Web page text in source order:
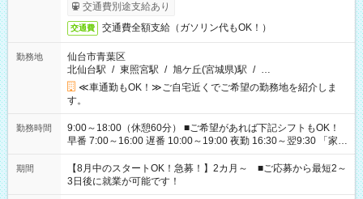
交通費別途支給あり
交通費 交通費全額支給（ガソリン代もOK！）
勤務地
仙台市青葉区
北仙台駅 / 東照宮駅 / 旭ケ丘(宮城県)駅 / …
≪車通勤もOK！≫ご自宅近くでご希望の勤務地を紹介しま
す。
勤務時間
9:00～18:00（休憩60分） ■ご希望があれば下記シフトもOK！
早番 7:00～16:00 遅番 10:00～19:00 夜勤 16:30～翌9:30 「家族
と休みを合わせたい」 「余裕を持って夕飯の準備がしたい」
「できれば残業はしたくない」 など、ご希望を教えてください
ね。 ※Wワーク希望の方へ 今ご覧のお仕事で希望する勤務時間
と、もう1つのお仕事の勤務時間。 合計で週40時間を超える場
期間
【8月中のスタートOK！急募！】2カ月～ ■ご応募から最短2～
3日後に就業が可能です！